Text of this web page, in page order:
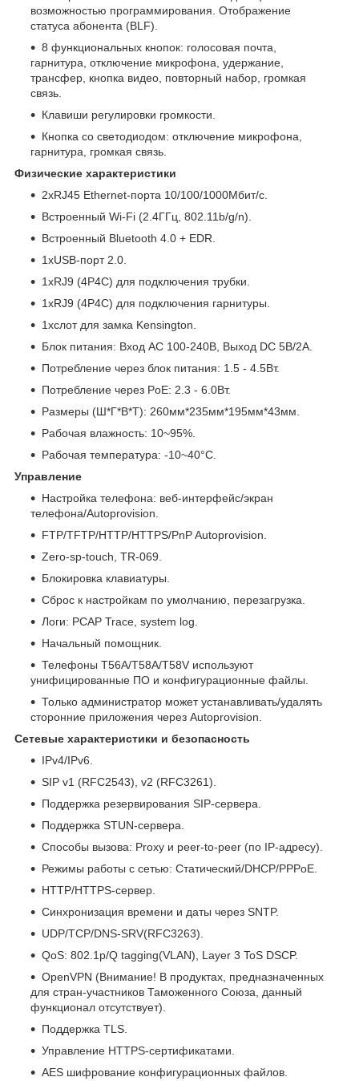
возможностью программирования. Отображение
статуса абонента (BLF).
8 функциональных кнопок: голосовая почта,
гарнитура, отключение микрофона, удержание,
трансфер, кнопка видео, повторный набор, громкая
связь.
Клавиши регулировки громкости.
Кнопка со светодиодом: отключение микрофона,
гарнитура, громкая связь.
Физические характеристики
2хRJ45 Ethernet-порта 10/100/1000Мбит/с.
Встроенный Wi-Fi (2.4ГГц, 802.11b/g/n).
Встроенный Bluetooth 4.0 + EDR.
1xUSB-порт 2.0.
1хRJ9 (4P4C) для подключения трубки.
1хRJ9 (4P4C) для подключения гарнитуры.
1xcлот для замка Kensington.
Блок питания: Вход AC 100-240В, Выход DC 5В/2А.
Потребление через блок питания: 1.5 - 4.5Вт.
Потребление через PoE: 2.3 - 6.0Вт.
Размеры (Ш*Г*В*Т): 260мм*235мм*195мм*43мм.
Рабочая влажность: 10~95%.
Рабочая температура: -10~40°C.
Управление
Настройка телефона: веб-интерфейс/экран
телефона/Autoprovision.
FTP/TFTP/HTTP/HTTPS/PnP Autoprovision.
Zero-sp-touch, TR-069.
Блокировка клавиатуры.
Сброс к настройкам по умолчанию, перезагрузка.
Логи: PCAP Trace, system log.
Начальный помощник.
Телефоны T56A/T58A/T58V используют
унифицированные ПО и конфигурационные файлы.
Только администратор может устанавливать/удалять
сторонние приложения через Autoprovision.
Сетевые характеристики и безопасность
IPv4/IPv6.
SIP v1 (RFC2543), v2 (RFC3261).
Поддержка резервирования SIP-сервера.
Поддержка STUN-сервера.
Способы вызова: Proxy и peer-to-peer (по IP-адресу).
Режимы работы с сетью: Статический/DHCP/PPPoE.
HTTP/HTTPS-сервер.
Синхронизация времени и даты через SNTP.
UDP/TCP/DNS-SRV(RFC3263).
QoS: 802.1p/Q tagging(VLAN), Layer 3 ToS DSCP.
OpenVPN (Внимание! В продуктах, предназначенных
для стран-участников Таможенного Союза, данный
функционал отсутствует).
Поддержка TLS.
Управление HTTPS-сертификатами.
AES шифрование конфигурационных файлов.